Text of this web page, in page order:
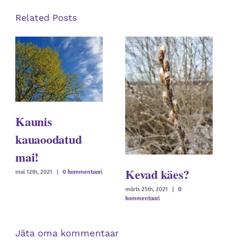
Related Posts
Kaunis
kauaoodatud
mai!
mai 12th, 2021 | 0 kommentaari Kevad käes?
märts 25th, 2021 | 0
kommentaari
Jäta oma kommentaar